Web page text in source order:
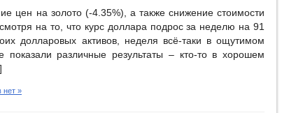
цен на золото (-4.35%), а также снижение стоимости
на то, что курс доллара подрос за неделю на 91
долларовых активов, неделя всё-таки в ощутимом
различные результаты – кто-то в хорошем
нет »